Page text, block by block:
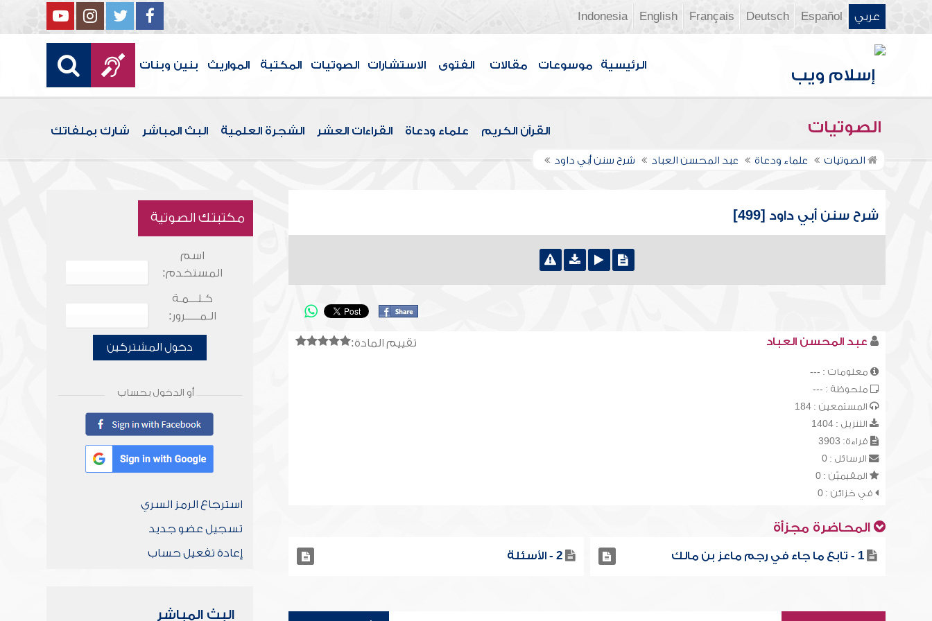
عربي Español
Deutsch
Français
English
Indonesia
الرئيسية موسوعات مقالات الفتوى الاستشارات الصوتيات المكتبة المواريث بنين وبنات
الصوتيات القرآن الكريم علماء ودعاة القراءات العشر الشجرة العلمية البث المباشر شارك بملفاتك
الصوتيات علماء ودعاة عبد المحسن العباد شرح سنن أبي داود
شرح سنن أبي داود [499]
تقييم المادة: عبد المحسن العباد
معلومات : ---
ملحوظة : ---
المستمعين : 184
التنزيل : 1404
قراءة: 3903
الرسائل : 0
المقيميّن : 0
في خزائن : 0
المحاضرة مجزأة
1 - تابع ما جاء في رجم ماعز بن مالك 2 - الأسئلة
مكتبتك الصوتية
اسم
المستخدم:
كـلـــمـة
الـمـــــرور:
دخول المشتركين
أو الدخول بحساب
استرجاع الرمز السري
تسجيل عضو جديد
إعادة تفعيل حساب
البث المباشر